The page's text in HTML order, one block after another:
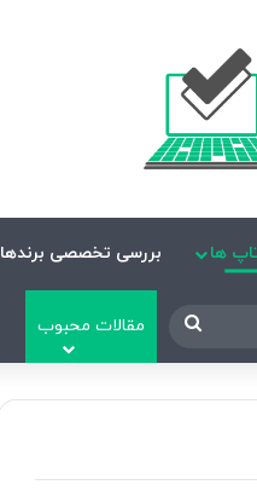
ها بررسی تخصصی برندها
جستجو
برای
مقالات محبوب